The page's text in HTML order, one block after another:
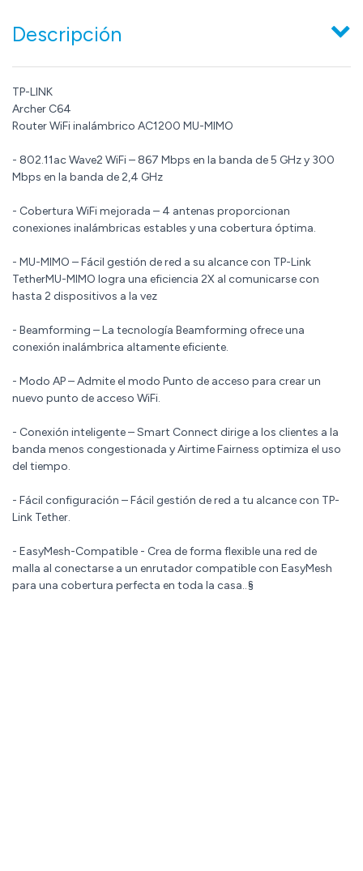
Descripción
TP-LINK
Archer C64
Router WiFi inalámbrico AC1200 MU-MIMO
- 802.11ac Wave2 WiFi – 867 Mbps en la banda de 5 GHz y 300
Mbps en la banda de 2,4 GHz
- Cobertura WiFi mejorada – 4 antenas proporcionan
conexiones inalámbricas estables y una cobertura óptima.
- MU-MIMO – Fácil gestión de red a su alcance con TP-Link
TetherMU-MIMO logra una eficiencia 2X al comunicarse con
hasta 2 dispositivos a la vez
- Beamforming – La tecnología Beamforming ofrece una
conexión inalámbrica altamente eficiente.
- Modo AP – Admite el modo Punto de acceso para crear un
nuevo punto de acceso WiFi.
- Conexión inteligente – Smart Connect dirige a los clientes a la
banda menos congestionada y Airtime Fairness optimiza el uso
del tiempo.
- Fácil configuración – Fácil gestión de red a tu alcance con TP-
Link Tether.
- EasyMesh-Compatible - Crea de forma flexible una red de
malla al conectarse a un enrutador compatible con EasyMesh
para una cobertura perfecta en toda la casa..§